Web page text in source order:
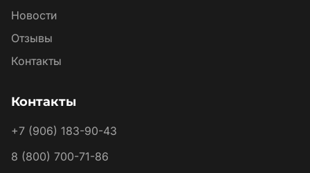
Новости
Отзывы
Контакты
Контакты
+7 (906) 183-90-43
8 (800) 700-71-86